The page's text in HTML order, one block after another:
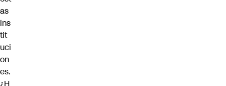
as
ins
tit
uci
on
es.
¿H